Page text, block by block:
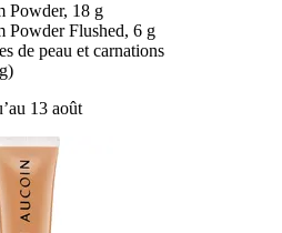
Powder, 18 g
Powder Flushed, 6 g
de peau et carnations
13 août